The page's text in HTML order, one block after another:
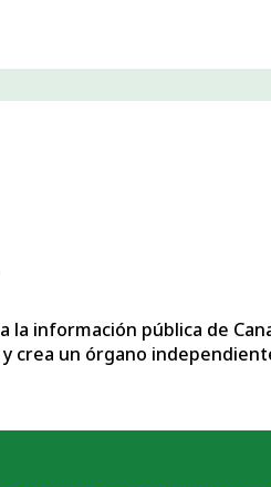
la información pública de
crea un órgano